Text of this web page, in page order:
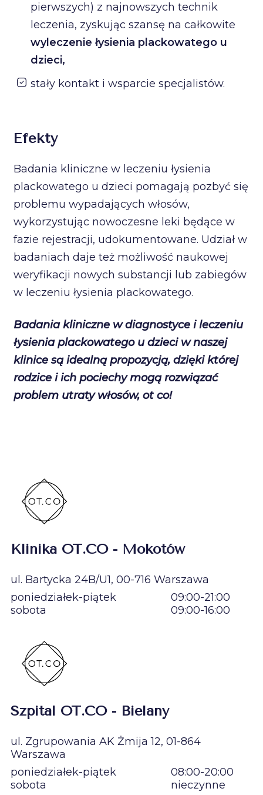
pierwszych) z najnowszych technik
leczenia, zyskując szansę na całkowite
wyleczenie łysienia plackowatego u
dzieci,
stały kontakt i wsparcie specjalistów.
Efekty
Badania kliniczne w leczeniu łysienia
plackowatego u dzieci pomagają pozbyć się
problemu wypadających włosów,
wykorzystując nowoczesne leki będące w
fazie rejestracji, udokumentowane. Udział w
badaniach daje też możliwość naukowej
weryfikacji nowych substancji lub zabiegów
w leczeniu łysienia plackowatego.
Badania kliniczne w diagnostyce i leczeniu
łysienia plackowatego u dzieci w naszej
klinice są idealną propozycją, dzięki której
rodzice i ich pociechy mogą rozwiązać
problem utraty włosów, ot co!
Klinika OT.CO - Mokotów
ul. Bartycka 24B/U1, 00-716 Warszawa
poniedziałek-piątek
09:00-21:00
sobota
09:00-16:00
Szpital OT.CO - Bielany
ul. Zgrupowania AK Żmija 12, 01-864
Warszawa
poniedziałek-piątek
08:00-20:00
sobota
nieczynne